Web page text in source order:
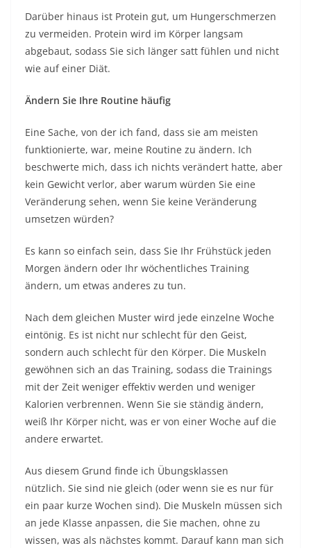
Darüber hinaus ist Protein gut, um Hungerschmerzen
zu vermeiden. Protein wird im Körper langsam
abgebaut, sodass Sie sich länger satt fühlen und nicht
wie auf einer Diät.
Ändern Sie Ihre Routine häufig
Eine Sache, von der ich fand, dass sie am meisten
funktionierte, war, meine Routine zu ändern. Ich
beschwerte mich, dass ich nichts verändert hatte, aber
kein Gewicht verlor, aber warum würden Sie eine
Veränderung sehen, wenn Sie keine Veränderung
umsetzen würden?
Es kann so einfach sein, dass Sie Ihr Frühstück jeden
Morgen ändern oder Ihr wöchentliches Training
ändern, um etwas anderes zu tun.
Nach dem gleichen Muster wird jede einzelne Woche
eintönig. Es ist nicht nur schlecht für den Geist,
sondern auch schlecht für den Körper. Die Muskeln
gewöhnen sich an das Training, sodass die Trainings
mit der Zeit weniger effektiv werden und weniger
Kalorien verbrennen. Wenn Sie sie ständig ändern,
weiß Ihr Körper nicht, was er von einer Woche auf die
andere erwartet.
Aus diesem Grund finde ich Übungsklassen
nützlich. Sie sind nie gleich (oder wenn sie es nur für
ein paar kurze Wochen sind). Die Muskeln müssen sich
an jede Klasse anpassen, die Sie machen, ohne zu
wissen, was als nächstes kommt. Darauf kann man sich